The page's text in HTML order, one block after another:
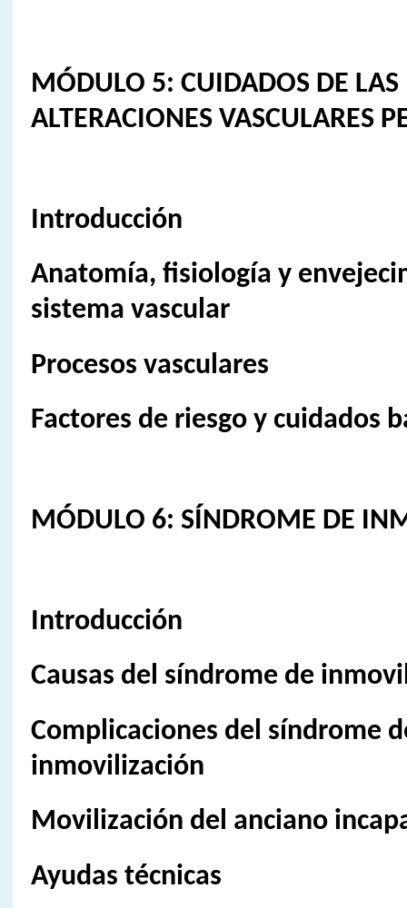
MÓDULO 5: CUIDADOS DE LAS
ALTERACIONES VASCULARES
Introducción
Anatomía, fisiología y
sistema vascular
Procesos vasculares
Factores de riesgo y cuidados
MÓDULO 6: SÍNDROME DE
Introducción
Causas del síndrome de
Complicaciones del síndrome
inmovilización
Movilización del anciano
Ayudas técnicas